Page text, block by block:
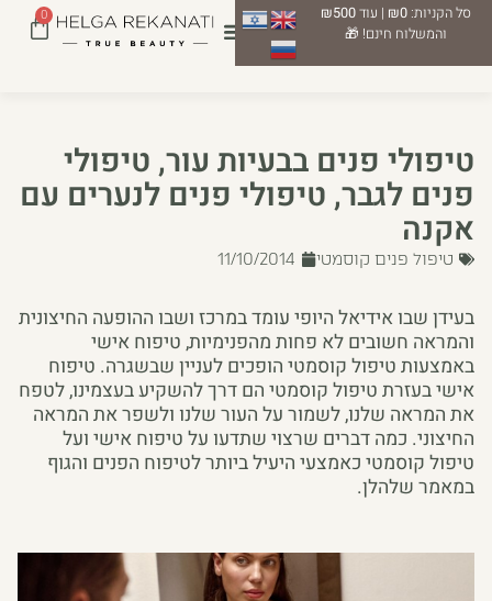
סל הקניות:₪0 | עוד₪500
והמשלוח חינם! 🎁
0
טיפולי פנים בבעיות עור, טיפולי
פנים לגבר, טיפולי פנים לנערים עם
אקנה
טיפול פנים קוסמטי 11/10/2014
בעידן שבו אידיאל היופי עומד במרכז ושבו ההופעה החיצונית
והמראה חשובים לא פחות מהפנימיות, טיפוח אישי
באמצעות טיפול קוסמטי הופכים לעניין שבשגרה. טיפוח
אישי בעזרת טיפול קוסמטי הם דרך להשקיע בעצמינו, לטפח
את המראה שלנו, לשמור על העור שלנו ולשפר את המראה
החיצוני. כמה דברים שרצוי שתדעו על טיפוח אישי ועל
טיפול קוסמטי כאמצעי היעיל ביותר לטיפוח הפנים והגוף
במאמר שלהלן.